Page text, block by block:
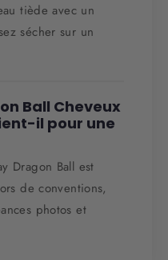
tiède avec un
sécher sur un
Ball Cheveux
il pour une
Dragon Ball est
de conventions,
photos et